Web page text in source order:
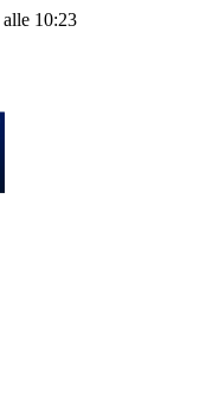
10:23